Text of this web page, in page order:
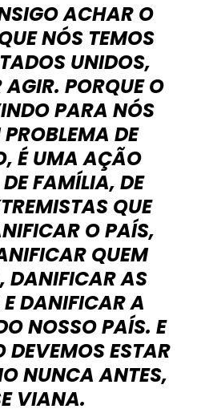
ACHAR O
NÓS TEMOS
UNIDOS,
PORQUE O
PARA NÓS
DE
É UMA AÇÃO
FAMÍLIA, DE
QUE
O PAÍS,
QUEM
DANIFICAR AS
E DANIFICAR A
NOSSO PAÍS. E
DEVEMOS ESTAR
NUNCA ANTES,
VIANA.